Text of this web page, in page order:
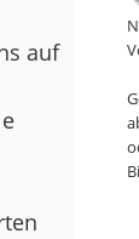
auf